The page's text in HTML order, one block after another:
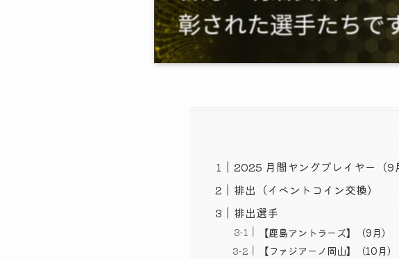
2025 月間ヤングプレイヤー（9
排出（イベントコイン交換）
排出選手
【鹿島アントラーズ】（9月）
【ファジアーノ岡山】（10月）